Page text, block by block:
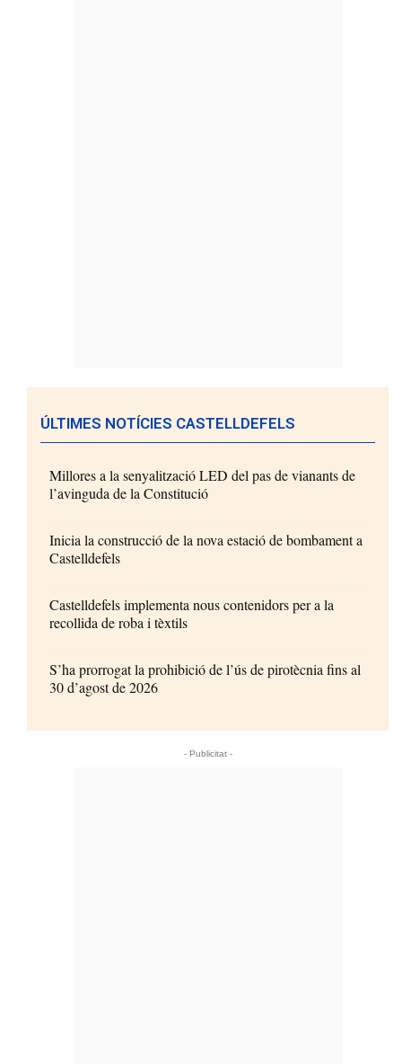
ÚLTIMES NOTÍCIES CASTELLDEFELS
Millores a la senyalització LED del pas de vianants de
l’avinguda de la Constitució
Inicia la construcció de la nova estació de bombament a
Castelldefels
Castelldefels implementa nous contenidors per a la
recollida de roba i tèxtils
S’ha prorrogat la prohibició de l’ús de pirotècnia fins al
30 d’agost de 2026
- Publicitat -